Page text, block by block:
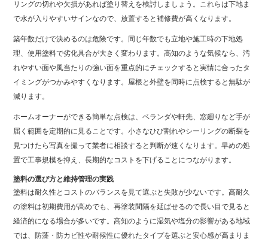
リングの切れや欠損があれば塗り替えを検討しましょう。これらは下地ま
で水が入りやすいサインなので、放置すると補修費が高くなります。
築年数だけで決めるのは危険です。同じ年数でも立地や施工時の下地処
理、使用塗料で劣化具合が大きく変わります。高知のような気候なら、汚
れやすい面や風当たりの強い面を重点的にチェックすると実情に合ったタ
イミングがつかみやすくなります。屋根と外壁を同時に点検すると無駄が
減ります。
ホームオーナーができる簡単な点検は、ベランダや軒先、窓廻りなど手が
届く範囲を定期的に見ることです。小さなひび割れやシーリングの断裂を
見つけたら写真を撮って業者に相談すると判断が速くなります。早めの処
置で工事規模を抑え、長期的なコストを下げることにつながります。
塗料の選び方と維持管理の実践
塗料は耐久性とコストのバランスを見て選ぶと失敗が少ないです。高耐久
の塗料は初期費用が高めでも、再塗装間隔を延ばせるので長い目で見ると
経済的になる場合が多いです。高知のように湿気や塩分の影響がある地域
では、防藻・防カビ性や耐候性に優れたタイプを選ぶと安心感が高まりま